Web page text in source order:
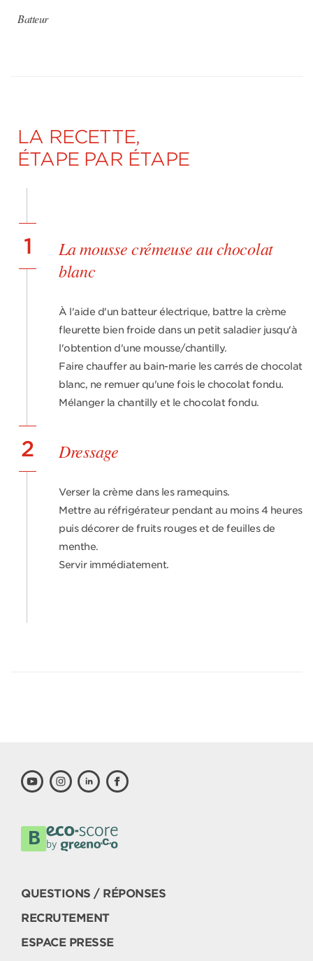
Batteur
LA RECETTE,
ÉTAPE PAR ÉTAPE
1
La mousse crémeuse au chocolat
blanc
À l'aide d'un batteur électrique, battre la crème
fleurette bien froide dans un petit saladier jusqu'à
l'obtention d'une mousse/chantilly.
Faire chauffer au bain-marie les carrés de chocolat
blanc, ne remuer qu'une fois le chocolat fondu.
Mélanger la chantilly et le chocolat fondu.
2 Dressage
Verser la crème dans les ramequins.
Mettre au réfrigérateur pendant au moins 4 heures
puis décorer de fruits rouges et de feuilles de
menthe.
Servir immédiatement.
QUESTIONS / RÉPONSES
RECRUTEMENT
ESPACE PRESSE